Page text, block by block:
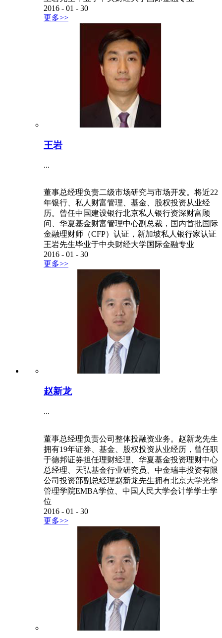
2016 - 01 - 30
更多>>
王岩
...
董事总经理负责二级市场研究与市场开发。将近22
年银行、私人财富管理、基金、股权投资从业经
历。曾任中国建设银行北京私人银行资深财富顾
问、华夏基金财富管理中心副总裁，国内首批国际
金融理财师（CFP）认证，新加坡私人银行家认证
王岩先生毕业于中央财经大学国际金融专业
2016 - 01 - 30
更多>>
赵新龙
...
董事总经理负责公司整体投融资业务。赵新龙先生
拥有19年证券、基金、股权投资从业经历，曾任职
于德邦证券担任理财经理、华夏基金投资理财中心
总经理、天弘基金行业研究员、中金瑞丰投资有限
公司投资部副总经理赵新龙先生拥有北京大学光华
管理学院EMBA学位、中国人民大学会计学学士学
位
2016 - 01 - 30
更多>>